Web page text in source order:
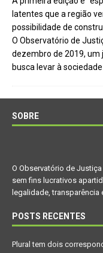
latentes que a região
possibilidade de
O Observatório de
dezembro de 2019,
busca levar à
SOBRE
O Observatório de
sem fins lucrativos
legalidade,
POSTS RECENTES
Plural tem dois